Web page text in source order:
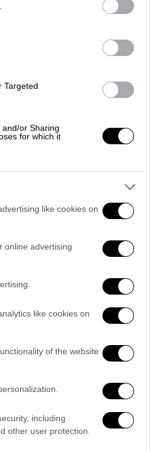
Targeted
or Sharing
for which it
like cookies on
online advertising
like cookies on
of the website
including
other user protection.
από
πρόβλημα
λάθος
το
06/08/
Ώρα
Ώρα
Έφυγε ο
Κεντρικό...